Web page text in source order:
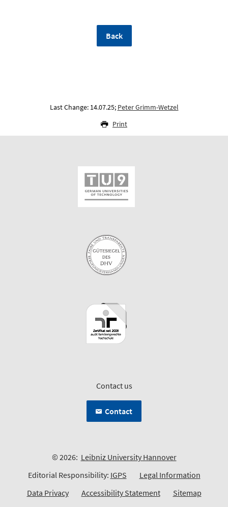
Back
Last Change: 14.07.25; Peter Grimm-Wetzel
Print
Contact us
Contact
© 2026: Leibniz University Hannover
Editorial Responsibility: IGPS
Legal Information
Data Privacy
Accessibility Statement Sitemap